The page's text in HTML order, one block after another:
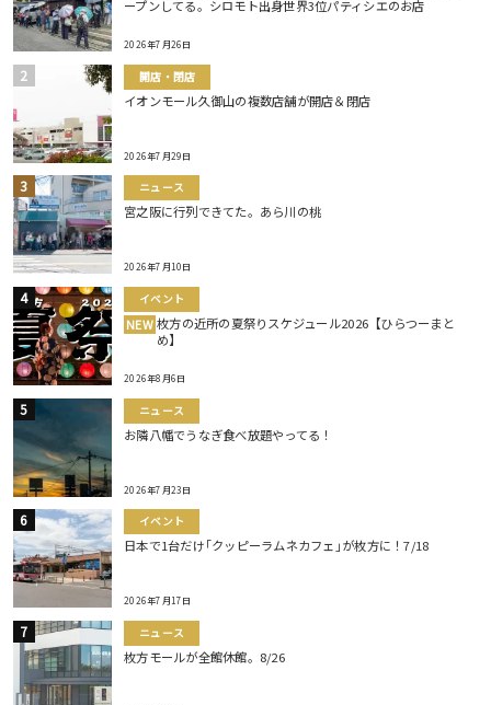
ープンしてる。シロモト出身世界3位パティシエのお店
2026年7月26日
開店・閉店
イオンモール久御山の複数店舗が開店＆閉店
2026年7月29日
ニュース
宮之阪に行列できてた。あら川の桃
2026年7月10日
イベント
NEW 枚方の近所の夏祭りスケジュール2026【ひらつーまと
め】
2026年8月6日
ニュース
お隣八幡でうなぎ食べ放題やってる！
2026年7月23日
イベント
日本で1台だけ｢クッピーラムネカフェ｣が枚方に！7/18
2026年7月17日
ニュース
枚方モールが全館休館。8/26